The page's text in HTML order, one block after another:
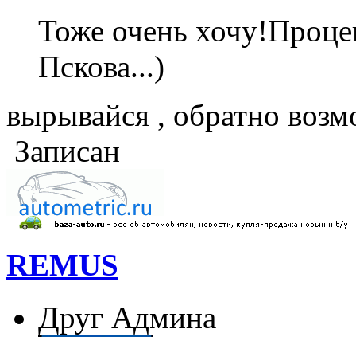
Тоже очень
Пскова...)
вырывайся , обратно
Записан
REMUS
Друг Админа